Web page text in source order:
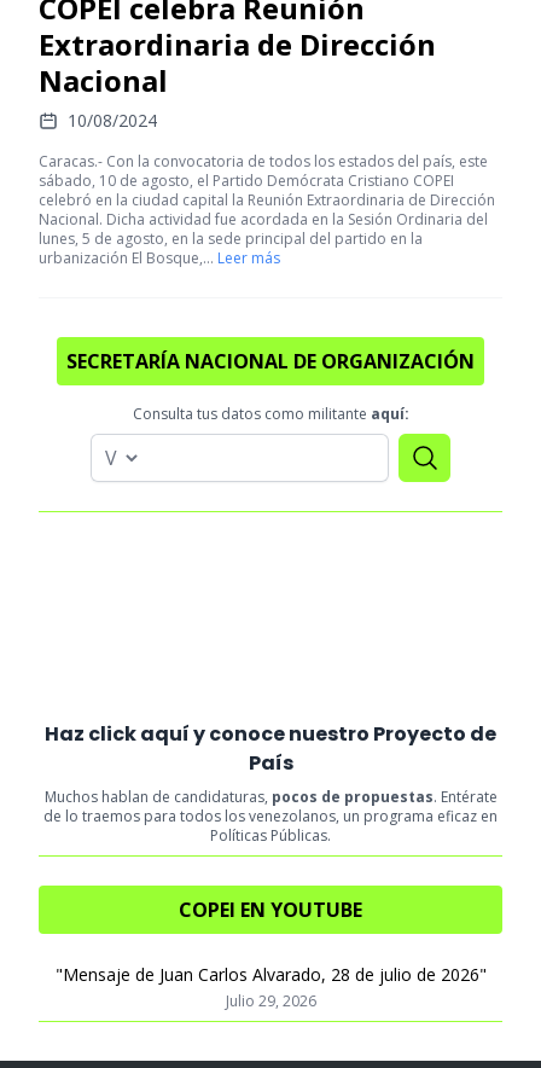
Extraordinaria de Dirección
Nacional
10/08/2024
Caracas.- Con la convocatoria de todos los estados del país, este
sábado, 10 de agosto, el Partido Demócrata Cristiano COPEI
celebró en la ciudad capital la Reunión Extraordinaria de Dirección
Nacional. Dicha actividad fue acordada en la Sesión Ordinaria del
lunes, 5 de agosto, en la sede principal del partido en la
urbanización El Bosque,… Leer más
SECRETARÍA NACIONAL DE ORGANIZACIÓN
Consulta tus datos como militante aquí:
Haz click aquí y conoce nuestro Proyecto de
País
Muchos hablan de candidaturas, pocos de propuestas. Entérate
de lo traemos para todos los venezolanos, un programa eficaz en
Políticas Públicas.
COPEI EN YOUTUBE
"Mensaje de Juan Carlos Alvarado, 28 de julio de 2026"
Julio 29, 2026